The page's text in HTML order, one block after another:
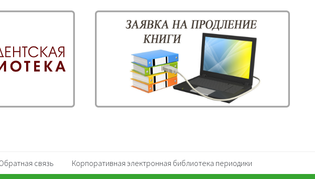
связь Корпоративная электронная библиотека периодики